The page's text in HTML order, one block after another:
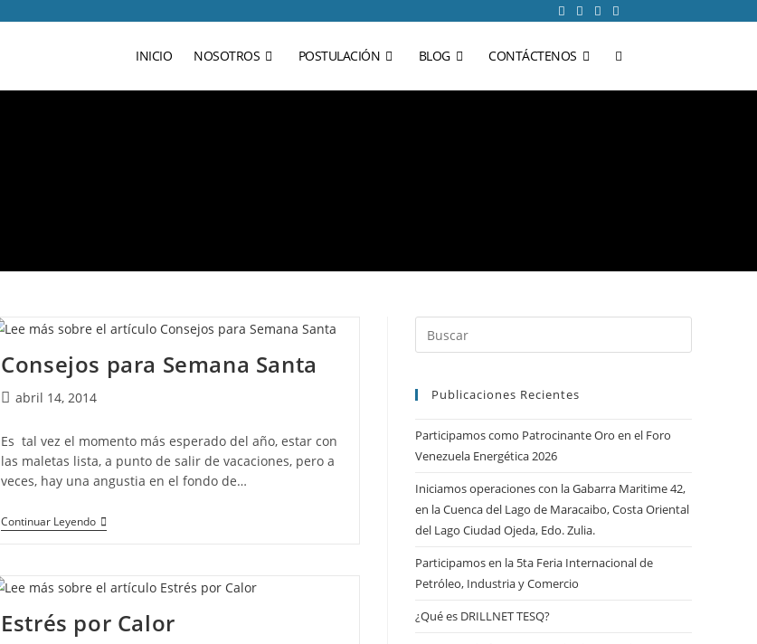
INICIO NOSOTROS POSTULACIÓN BLOG CONTÁCTENOS
Consejos para Semana Santa
abril 14, 2014
Es tal vez el momento más esperado del año, estar con
las maletas lista, a punto de salir de vacaciones, pero a
veces, hay una angustia en el fondo de…
Continuar Leyendo
Estrés por Calor
Publicaciones Recientes
Participamos como Patrocinante Oro en el Foro
Venezuela Energética 2026
Iniciamos operaciones con la Gabarra Maritime 42,
en la Cuenca del Lago de Maracaibo, Costa Oriental
del Lago Ciudad Ojeda, Edo. Zulia.
Participamos en la 5ta Feria Internacional de
Petróleo, Industria y Comercio
¿Qué es DRILLNET TESQ?